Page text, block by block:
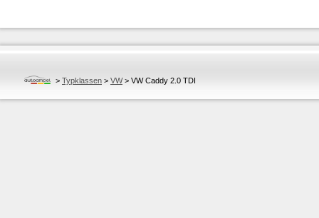
> Typklassen > VW> VW Caddy 2.0 TDI